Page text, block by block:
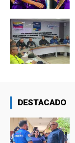
DESTACADO